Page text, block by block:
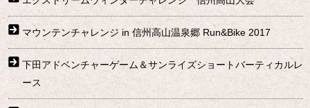
マウンテンチャレンジ in 信州高山温泉郷 Run&Bike 2017
下田アドベンチャーゲーム＆サンライズショートバーティカルレ
ース